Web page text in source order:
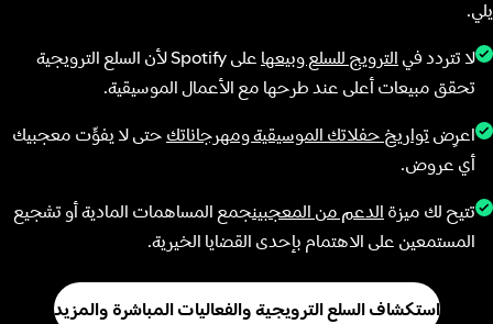
يلي.
لا تتردد في الترويج للسلع وبيعها
على Spotify لأن السلع الترويجية
تحقق مبيعات أعلى عند طرحها مع الأعمال الموسيقية.
اعرِض تواريخ حفلاتك الموسيقية ومهرجاناتك حتى لا يفوِّت معجبيك
أي عروض.
تتيح لك ميزة الدعم من المعجبينجمع المساهمات المادية أو تشجيع
المستمعين على الاهتمام بإحدى القضايا الخيرية.
استكشاف السلع الترويجية والفعاليات المباشرة والمزيد